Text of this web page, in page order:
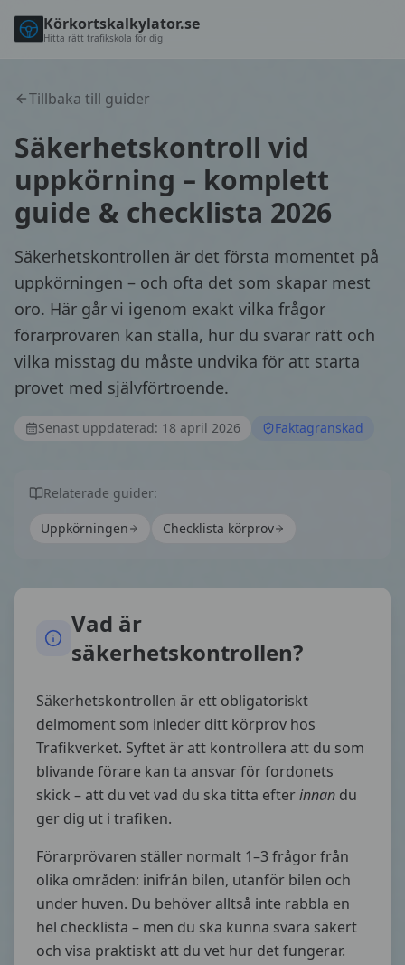
Körkortskalkylator.se
Hitta rätt trafikskola för dig
Tillbaka till guider
Säkerhetskontroll vid
uppkörning – komplett
guide & checklista 2026
Säkerhetskontrollen är det första momentet på
uppkörningen – och ofta det som skapar mest
oro. Här går vi igenom exakt vilka frågor
förarprövaren kan ställa, hur du svarar rätt och
vilka misstag du måste undvika för att starta
provet med självförtroende.
Senast uppdaterad: 18 april 2026 Faktagranskad
Relaterade guider:
Uppkörningen Checklista körprov
Vad är
säkerhetskontrollen?
Säkerhetskontrollen är ett obligatoriskt
delmoment som inleder ditt körprov hos
Trafikverket. Syftet är att kontrollera att du som
blivande förare kan ta ansvar för fordonets
skick – att du vet vad du ska titta efterinnan du
ger dig ut i trafiken.
Förarprövaren ställer normalt 1–3 frågor från
olika områden: inifrån bilen, utanför bilen och
under huven. Du behöver alltså inte rabbla en
hel checklista – men du ska kunna svara säkert
och visa praktiskt att du vet hur det fungerar.